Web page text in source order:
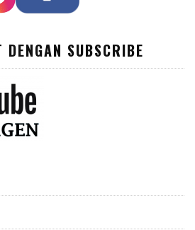
DENGAN SUBSCRIBE